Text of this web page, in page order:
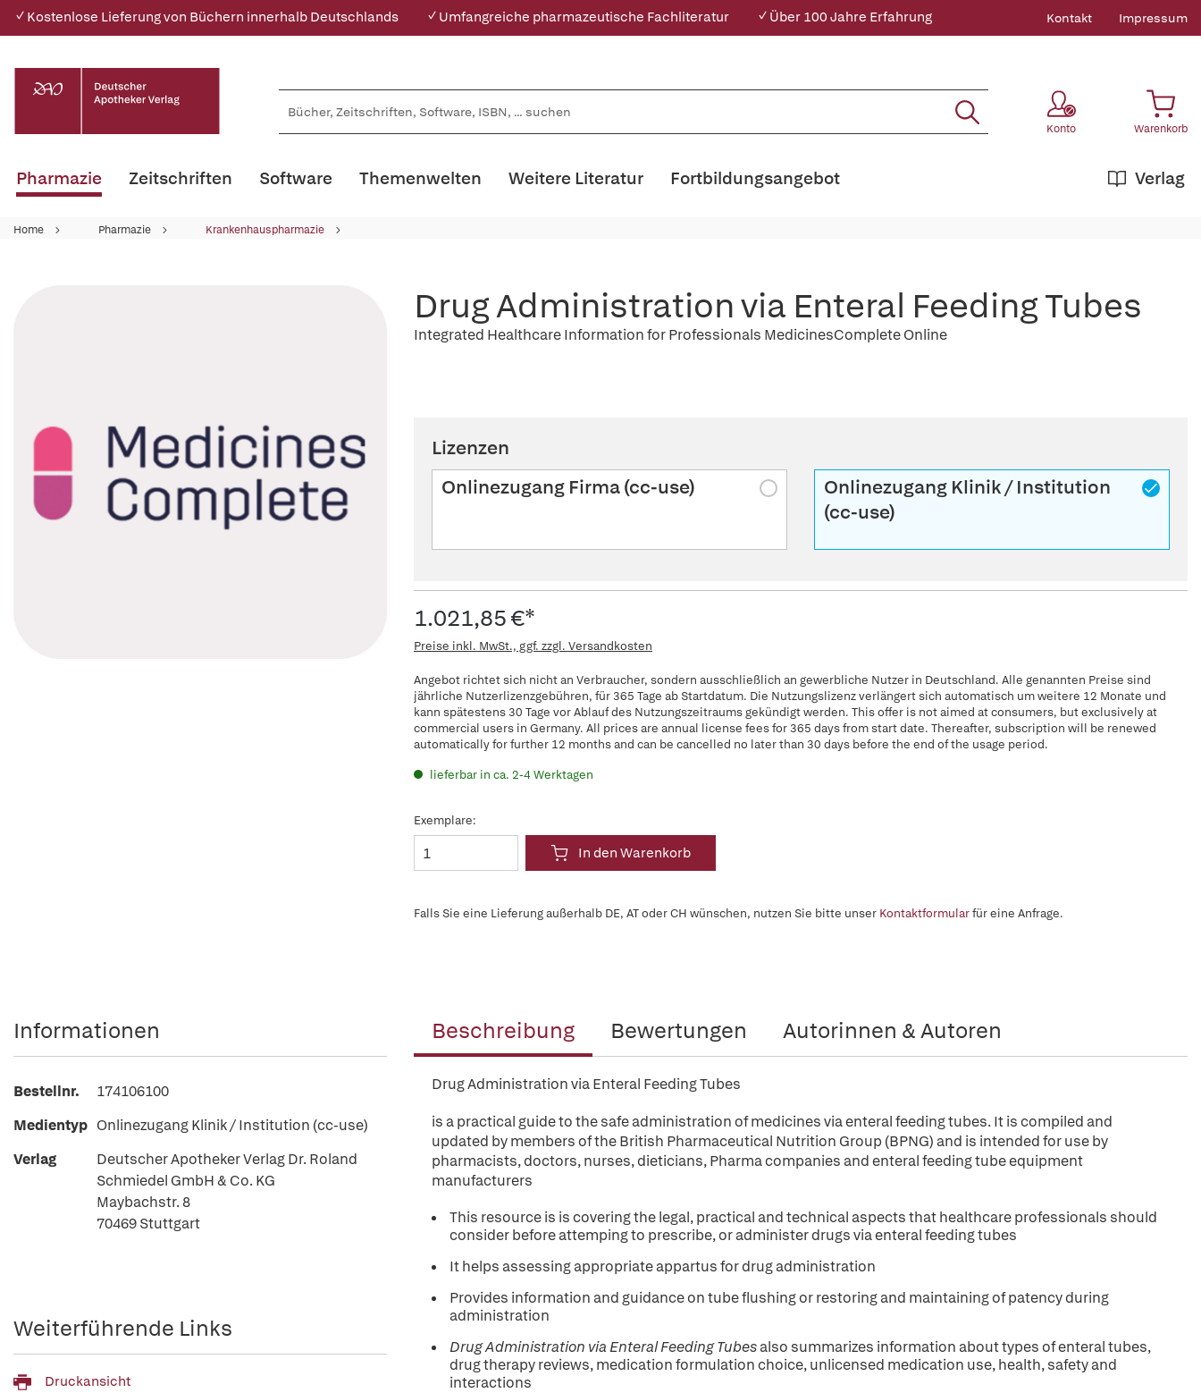
✓ Kostenlose Lieferung von Büchern innerhalb Deutschlands ✓ Umfangreiche pharmazeutische Fachliteratur ✓ Über 100 Jahre Erfahrung Kontakt Impressum
Konto Warenkorb
Pharmazie Zeitschriften Software Themenwelten Weitere Literatur Verlag
Fortbildungsangebot
Home Pharmazie Krankenhauspharmazie
Drug Administration via Enteral Feeding Tubes
Integrated Healthcare Information for Professionals MedicinesComplete Online
Lizenzen
Onlinezugang Firma (cc-use)
Onlinezugang Klinik / Institution
(cc-use)
1.021,85 €*
Preise inkl. MwSt., ggf. zzgl. Versandkosten
Angebot richtet sich nicht an Verbraucher, sondern ausschließlich an gewerbliche Nutzer in Deutschland. Alle genannten Preise sind
jährliche Nutzerlizenzgebühren, für 365 Tage ab Startdatum. Die Nutzungslizenz verlängert sich automatisch um weitere 12 Monate und
kann spätestens 30 Tage vor Ablauf des Nutzungszeitraums gekündigt werden. This offer is not aimed at consumers, but exclusively at
commercial users in Germany. All prices are annual license fees for 365 days from start date. Thereafter, subscription will be renewed
automatically for further 12 months and can be cancelled no later than 30 days before the end of the usage period.
lieferbar in ca. 2-4 Werktagen
Exemplare:
In den Warenkorb
Falls Sie eine Lieferung außerhalb DE, AT oder CH wünschen, nutzen Sie bitte unser Kontaktformularfür eine Anfrage.
Beschreibung Bewertungen Autorinnen & Autoren
Drug Administration via Enteral Feeding Tubes
is a practical guide to the safe administration of medicines via enteral feeding tubes. It is compiled and
updated by members of the British Pharmaceutical Nutrition Group (BPNG) and is intended for use by
pharmacists, doctors, nurses, dieticians, Pharma companies and enteral feeding tube equipment
manufacturers
This resource is is covering the legal, practical and technical aspects that healthcare professionals should
consider before attemping to prescribe, or administer drugs via enteral feeding tubes
It helps assessing appropriate appartus for drug administration
Provides information and guidance on tube flushing or restoring and maintaining of patency during
administration
Drug Administration via Enteral Feeding Tubesalso summarizes information about types of enteral tubes,
drug therapy reviews, medication formulation choice, unlicensed medication use, health, safety and
interactions
Informationen
Bestellnr.
174106100
Medientyp Onlinezugang Klinik / Institution (cc-use)
Verlag
Deutscher Apotheker Verlag Dr. Roland
Schmiedel GmbH & Co. KG
Maybachstr. 8
70469 Stuttgart
Weiterführende Links
Druckansicht